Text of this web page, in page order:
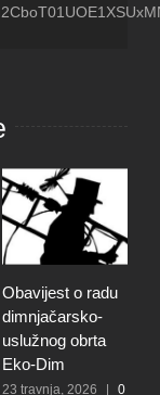
Obavijest o radu
dimnjačarsko-
uslužnog obrta
Eko-Dim
23 travnja, 2026
0